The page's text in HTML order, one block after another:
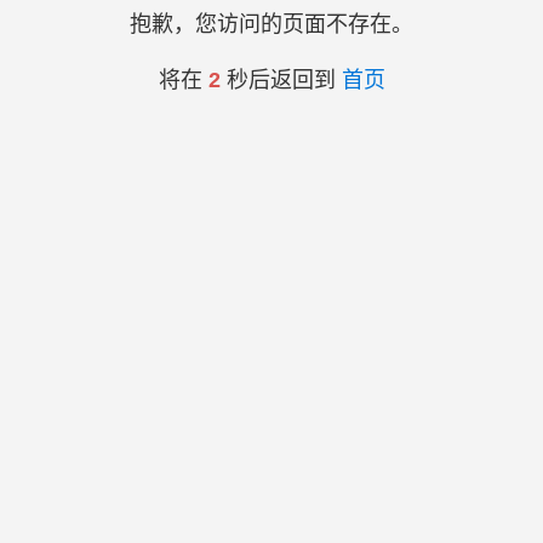
抱歉，您访问的页面不存在。
将在 2秒后返回到 首页